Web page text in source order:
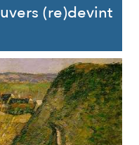
(re)devint